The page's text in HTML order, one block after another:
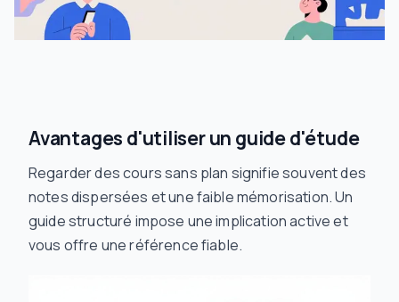
Avantages d'utiliser un guide d'étude
Regarder des cours sans plan signifie souvent des
notes dispersées et une faible mémorisation. Un
guide structuré impose une implication active et
vous offre une référence fiable.